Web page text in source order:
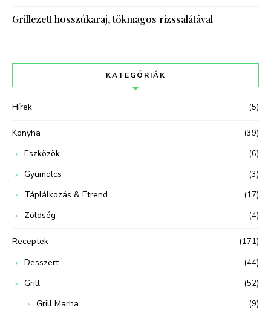
Grillezett hosszúkaraj, tökmagos rizssalátával
KATEGÓRIÁK
Hírek (5)
Konyha (39)
Eszközök (6)
Gyümölcs (3)
Táplálkozás & Étrend (17)
Zöldség (4)
Receptek (171)
Desszert (44)
Grill (52)
Grill Marha (9)